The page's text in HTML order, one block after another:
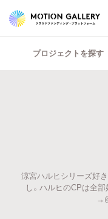
プロジェクトを探す
涼宮ハルヒシリーズ好
し。ハルヒのCPは全